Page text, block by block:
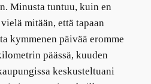
Minusta tuntuu, kuin en
mitään, että tapaan
kymmenen päivää eromme
päässä, kuuden
keskusteltuani